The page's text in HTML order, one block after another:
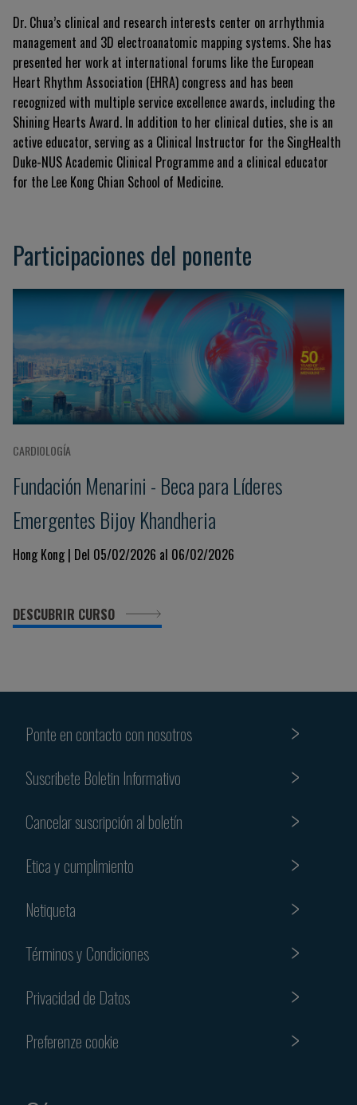
Dr. Chua’s clinical and research interests center on arrhythmia
management and 3D electroanatomic mapping systems. She has
presented her work at international forums like the European
Heart Rhythm Association (EHRA) congress and has been
recognized with multiple service excellence awards, including the
Shining Hearts Award. In addition to her clinical duties, she is an
active educator, serving as a Clinical Instructor for the SingHealth
Duke-NUS Academic Clinical Programme and a clinical educator
for the Lee Kong Chian School of Medicine.
Participaciones del ponente
CARDIOLOGÍA
Fundación Menarini - Beca para Líderes
Emergentes Bijoy Khandheria
Hong Kong | Del 05/02/2026 al 06/02/2026
DESCUBRIR CURSO
Ponte en contacto con nosotros
Suscribete Boletin Informativo
Cancelar suscripción al boletín
Etica y cumplimiento
Netiqueta
Términos y Condiciones
Privacidad de Datos
Preferenze cookie